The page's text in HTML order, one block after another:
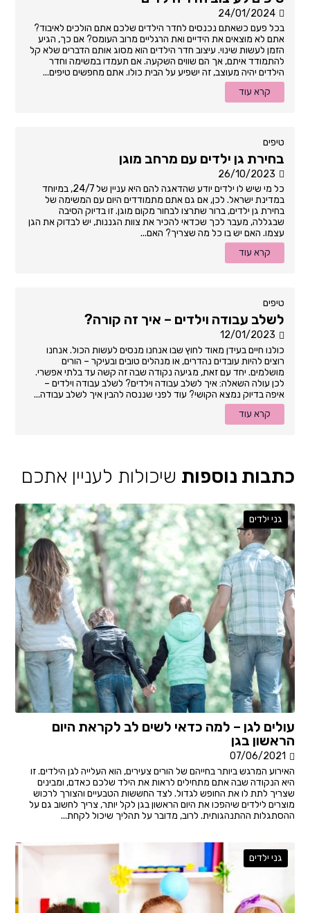
24/01/2024
בכל פעם כשאתם נכנסים לחדר הילדים שלכם אתם הולכים לאיבוד?
אתם לא מוצאים את הידיים ואת הרגליים מרוב העומס? אם כך, הגיע
הזמן לעשות שינוי. עיצוב חדר הילדים הוא מסוג אותם הדברים שלא קל
להתמודד איתם, אך הם שווים השקעה. אם תעמדו במשימה וחדר
הילדים יהיה מעוצב, זה ישפיע על הבית כולו. אתם מחפשים טיפים...
קרא עוד
טיפים
בחירת גן ילדים עם מרחב מוגן
26/10/2023
כל מי שיש לו ילדים יודע שהדאגה להם היא עניין של 24/7, במיוחד
במדינת ישראל. לכן, אם גם אתם מתמודדים היום עם המשימה של
בחירת גן ילדים, ברור שתרצו לבחור מקום מוגן. זו בדיוק הסיבה
שבגללה, מעבר לכך שכדאי להכיר את צוות הגננות, יש לבדוק את הגן
עצמו. האם יש בו כל מה שצריך? האם...
קרא עוד
טיפים
לשלב עבודה וילדים – איך זה קורה?
12/01/2023
כולנו חיים בעידן מאוד לחוץ שבו אנחנו מנסים לעשות הכול. אנחנו
רוצים להיות עובדים נהדרים, או מנהלים טובים ובעיקר – הורים
מושלמים. יחד עם זאת, מגיעה נקודה שבה זה קשה עד בלתי אפשרי.
לכן עולה השאלה: איך לשלב עבודה וילדים? לשלב עבודה וילדים –
איפה בדיוק נמצא הקושי? עוד לפני שננסה להבין איך לשלב עבודה...
קרא עוד
כתבות נוספות שיכולות לעניין אתכם
גני ילדים
עולים לגן – למה כדאי לשים לב לקראת היום
הראשון בגן
07/06/2021
האירוע המרגש ביותר בחייהם של הורים צעירים, הוא העלייה לגן הילדים. זו
היא הנקודה שבה אתם מתחילים לראות את הילד שלכם כאדם, ומבינים
שצריך לתת לו את החופש לגדול. לצד החששות הטבעיים והצורך לרכוש
מוצרים לילדים שיהפכו את היום הראשון בגן לקל יותר, צריך לחשוב גם על
ההסתגלות ההתנהגותית. לרוב, מדובר על תהליך שיכול לקחת...
גני ילדים